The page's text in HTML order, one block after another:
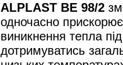
ALPLAST BE 98/2
одночасно прискорює
виникнення тепла
дотримуватись